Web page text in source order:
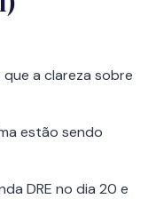
a clareza sobre
estão sendo
DRE no dia 20 e